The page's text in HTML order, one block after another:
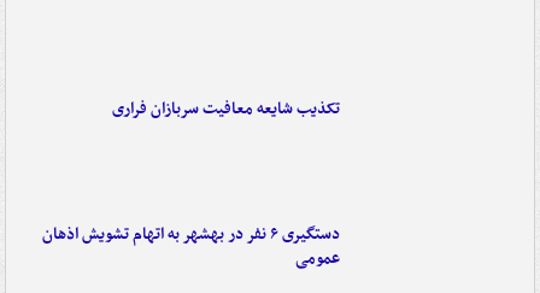
تکذیب شایعه معافیت سربازان فراری
دستگیری ۶ نفر در بهشهر به اتهام تشویش اذهان
عمومی